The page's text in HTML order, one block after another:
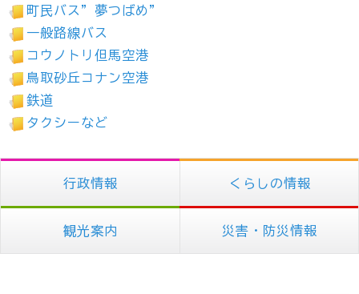
町民バス”夢つばめ”
一般路線バス
コウノトリ但馬空港
鳥取砂丘コナン空港
鉄道
タクシーなど
行政情報 くらしの情報
観光案内 災害・防災情報